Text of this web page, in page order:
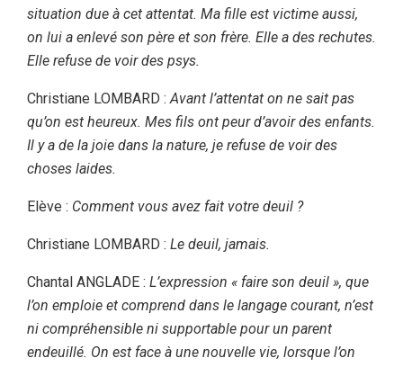
situation due à cet attentat. Ma fille est victime aussi,
on lui a enlevé son père et son frère. Elle a des rechutes.
Elle refuse de voir des psys.
Christiane LOMBARD : Avant l’attentat on ne sait pas
qu’on est heureux. Mes fils ont peur d’avoir des enfants.
Il y a de la joie dans la nature, je refuse de voir des
choses laides.
Elève : Comment vous avez fait votre deuil ?
Christiane LOMBARD : Le deuil, jamais.
Chantal ANGLADE : L’expression « faire son deuil », que
l’on emploie et comprend dans le langage courant, n’est
ni compréhensible ni supportable pour un parent
endeuillé. On est face à une nouvelle vie, lorsque l’on